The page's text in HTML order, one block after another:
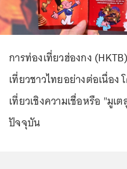
การท่องเที่ยวฮ่องกง
เที่ยวชาวไทยอย่างต่อเนื่อง
เที่ยวเชิงความเชื่อหรือ "มู
ปัจจุบัน